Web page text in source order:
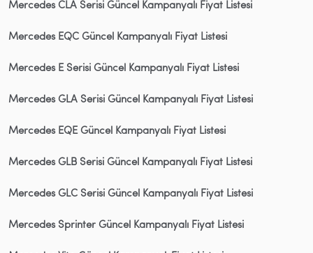
Mercedes CLA Serisi Güncel Kampanyalı Fiyat Listesi
Mercedes EQC Güncel Kampanyalı Fiyat Listesi
Mercedes E Serisi Güncel Kampanyalı Fiyat Listesi
Mercedes GLA Serisi Güncel Kampanyalı Fiyat Listesi
Mercedes EQE Güncel Kampanyalı Fiyat Listesi
Mercedes GLB Serisi Güncel Kampanyalı Fiyat Listesi
Mercedes GLC Serisi Güncel Kampanyalı Fiyat Listesi
Mercedes Sprinter Güncel Kampanyalı Fiyat Listesi